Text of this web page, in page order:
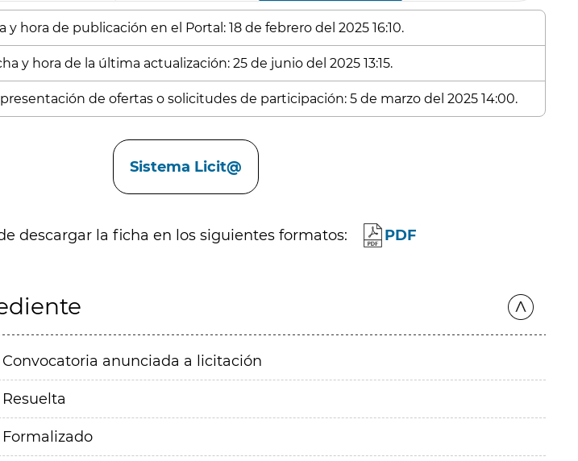
y hora de publicación en el Portal: 18 de febrero del 2025 16:10.
y hora de la última actualización: 25 de junio del 2025 13:15.
de ofertas o solicitudes de participación: 5 de marzo del 2025 14:00.
Sistema Licit@
descargar la ficha en los siguientes formatos: PDF
Convocatoria anunciada a licitación
Resuelta
Formalizado